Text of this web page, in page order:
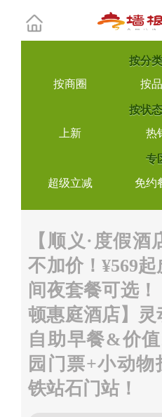
按分
按商圈
按
按状
上新
热
专
超级立减
免约
【顺义·度假
不加价！¥569
间夜套餐可选
顿惠庭酒店】灵
自助早餐&价
园门票+小动
铁站石门站！